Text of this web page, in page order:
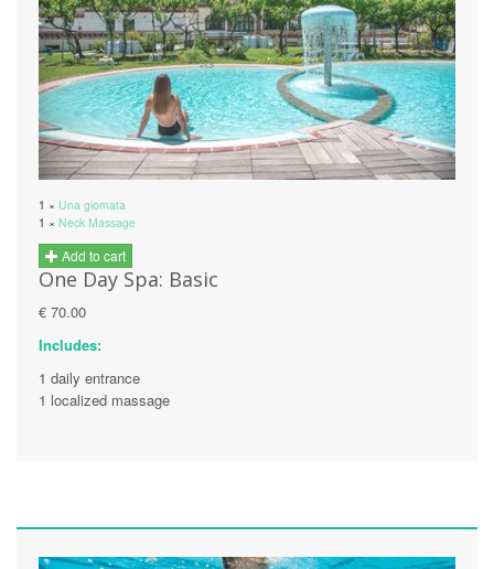
1 × Una giornata
1 × Neck Massage
Add to cart
One Day Spa: Basic
€ 70.00
Includes:
1 daily entrance
1 localized massage